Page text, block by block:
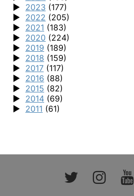
2023 (177)
2022 (205)
2021 (183)
2020 (224)
2019 (189)
2018 (159)
2017 (117)
2016 (88)
2015 (82)
2014 (69)
2011 (61)